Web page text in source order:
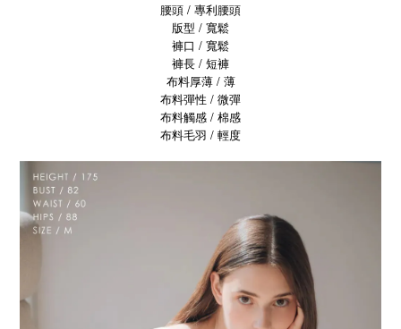
腰頭 / 專利腰頭
版型 / 寬鬆
褲口 / 寬鬆
褲長 / 短褲
布料厚薄 / 薄
布料彈性 / 微彈
布料觸感 / 棉感
布料毛羽 / 輕度